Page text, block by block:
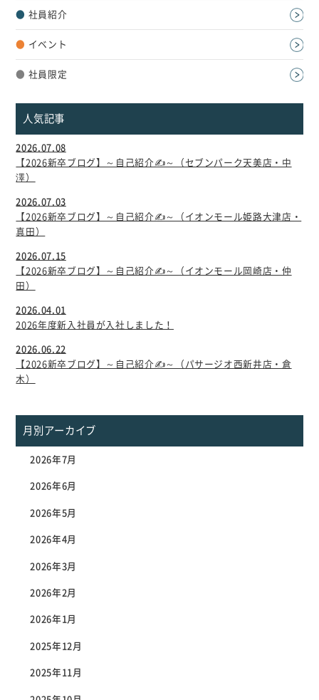
● 社員紹介
● イベント
● 社員限定
人気記事
2026.07.08
【2026新卒ブログ】～自己紹介✍～（セブンパーク天美店・中
澤）
2026.07.03
【2026新卒ブログ】～自己紹介✍～（イオンモール姫路大津店・
真田）
2026.07.15
【2026新卒ブログ】～自己紹介✍～（イオンモール岡崎店・仲
田）
2026.04.01
2026年度新入社員が入社しました！
2026.06.22
【2026新卒ブログ】～自己紹介✍～（パサージオ西新井店・倉
木）
月別アーカイブ
2026年7月
2026年6月
2026年5月
2026年4月
2026年3月
2026年2月
2026年1月
2025年12月
2025年11月